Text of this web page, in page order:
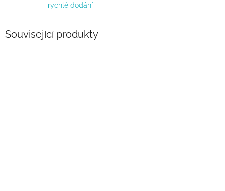
rychlé dodání
Související produkty